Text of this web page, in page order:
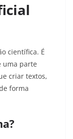
científica. É
uma parte
criar textos,
forma